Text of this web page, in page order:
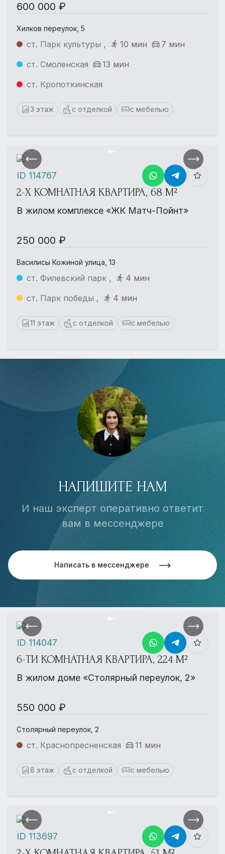
600 000 ₽
Хилков переулок, 5
ст. Парк культуры , 10 мин
7 мин
ст. Смоленская
13 мин
ст. Кропоткинская
3 этаж с отделкой с мебелью
2-Х КОМНАТНАЯ КВАРТИРА, 68 М²
В жилом комплексе «ЖК Матч-Пойнт»
250 000 ₽
Василисы Кожиной улица, 13
ст. Филевский парк ,
4 мин
ст. Парк победы ,
4 мин
11 этаж с отделкой с мебелью
ID 114767
НАПИШИТЕ НАМ
И наш эксперт оперативно ответит
вам в мессенджере
Написать в мессенджере
6-ТИ КОМНАТНАЯ КВАРТИРА, 224 М²
В жилом доме «Столярный переулок, 2»
550 000 ₽
Столярный переулок, 2
ст. Краснопресненская 11 мин
8 этаж с отделкой с мебелью
ID 114047
ID 113697